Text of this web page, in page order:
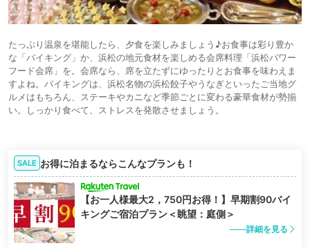
たっぷり温泉を堪能したら、夕食を楽しみましょう♪お食事は彩り豊か
な「バイキング」か、浜松の地元食材を楽しめる会席料理「浜松パワー
フード会席」を。会席なら、席を立たずにゆったりとお食事を味わえま
すよね。バイキングは、浜松名物の浜松餃子やうなぎといったご当地グ
ルメはもちろん、ステーキやカニなど季節ごとに変わる豪華食材が勢揃
い。しっかり食べて、ストレスを発散させましょう。
SALE お得に泊まるならこんなプランも！
【お一人様最大2，750円お得！】早期割90バイ
キングご宿泊プラン＜眺望：庭側＞
詳細を見る